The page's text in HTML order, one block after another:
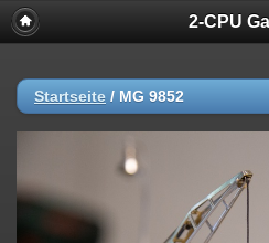
2-CPU
Startseite / MG 9852